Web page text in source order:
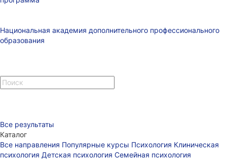
Национальная академия дополнительного профессионального
образования
Все результаты
Каталог
Все направления Популярные курсы Психология Клиническая
психология Детская психология Семейная психология